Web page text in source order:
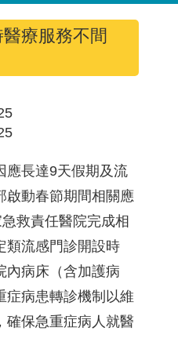
療服務不間
應長達9天假期及流
啟動春節期間相關應
救責任醫院完成相
類流感門診開設時
內病床（含加護病
症病患轉診機制以維
確保急重症病人就醫